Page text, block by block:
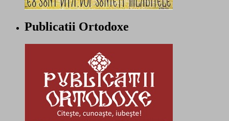
Publicatii Ortodoxe